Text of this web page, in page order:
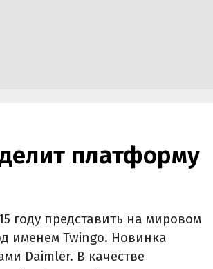
платформу
году представить на мировом
именем Twingo. Новинка
Daimler. В качестве